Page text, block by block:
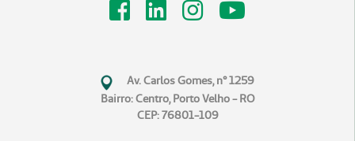
Av. Carlos Gomes, n° 1259
Bairro: Centro, Porto Velho - RO
CEP: 76801-109